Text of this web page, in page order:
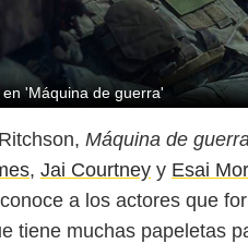
'Máquina de guerra'
Máquina de
, Jai Courtney y Esai
a los actores que
tiene muchas papeletas